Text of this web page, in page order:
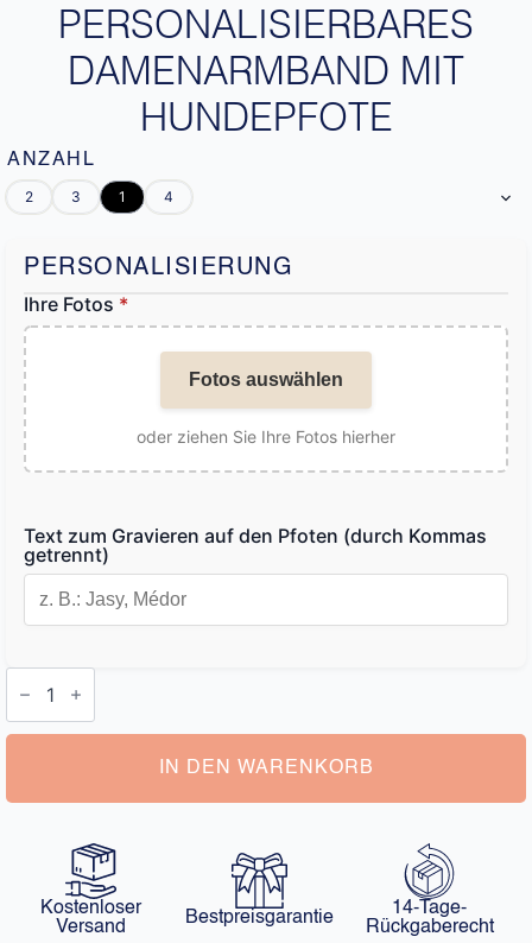
PERSONALISIERBARES
DAMENARMBAND MIT
HUNDEPFOTE
ANZAHL
2 3 1 4
PERSONALISIERUNG
Ihre Fotos *
Fotos auswählen
oder ziehen Sie Ihre Fotos hierher
Text zum Gravieren auf den Pfoten (durch Kommas
getrennt)
Personalisierbares
Damenarmband
Hundepfote
IN DEN WARENKORB
Kostenloser
Versand
Bestpreisgarantie
14-Tage-
Rückgaberecht